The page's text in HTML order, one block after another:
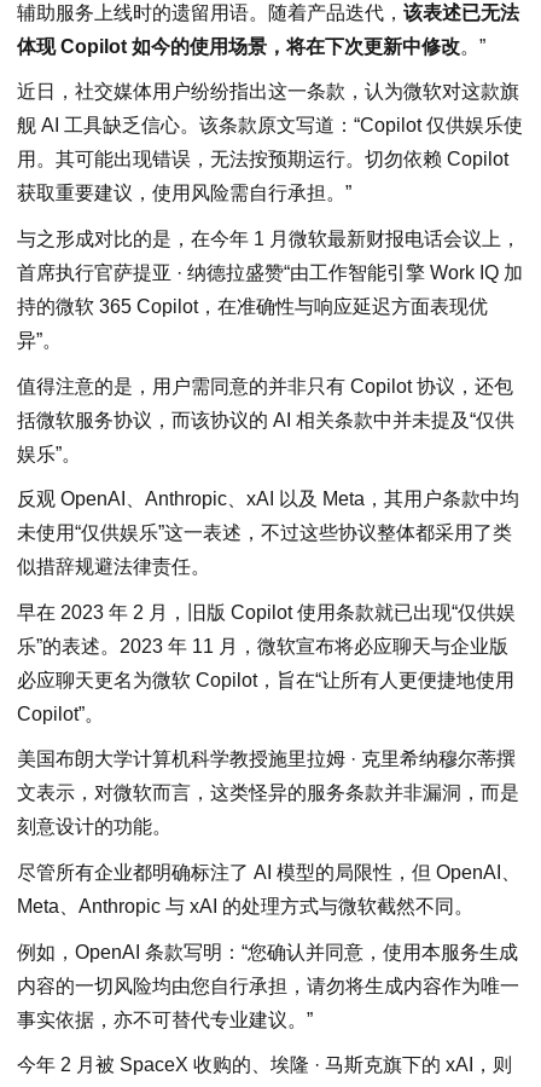
辅助服务上线时的遗留用语。随着产品迭代， 该表述已无法
体现 Copilot 如今的使用场景，将在下次更新中修改。”
近日，社交媒体用户纷纷指出这一条款，认为微软对这款旗
舰 AI 工具缺乏信心。该条款原文写道：“Copilot 仅供娱乐使
用。其可能出现错误，无法按预期运行。切勿依赖 Copilot
获取重要建议，使用风险需自行承担。”
与之形成对比的是，在今年 1 月微软最新财报电话会议上，
首席执行官萨提亚 · 纳德拉盛赞“由工作智能引擎 Work IQ 加
持的微软 365 Copilot，在准确性与响应延迟方面表现优
异”。
值得注意的是，用户需同意的并非只有 Copilot 协议，还包
括微软服务协议，而该协议的 AI 相关条款中并未提及“仅供
娱乐”。
反观 OpenAI、Anthropic、xAI 以及 Meta，其用户条款中均
未使用“仅供娱乐”这一表述，不过这些协议整体都采用了类
似措辞规避法律责任。
早在 2023 年 2 月，旧版 Copilot 使用条款就已出现“仅供娱
乐”的表述。2023 年 11 月，微软宣布将必应聊天与企业版
必应聊天更名为微软 Copilot，旨在“让所有人更便捷地使用
Copilot”。
美国布朗大学计算机科学教授施里拉姆 · 克里希纳穆尔蒂撰
文表示，对微软而言，这类怪异的服务条款并非漏洞，而是
刻意设计的功能。
尽管所有企业都明确标注了 AI 模型的局限性，但 OpenAI、
Meta、Anthropic 与 xAI 的处理方式与微软截然不同。
例如，OpenAI 条款写明：“您确认并同意，使用本服务生成
内容的一切风险均由您自行承担，请勿将生成内容作为唯一
事实依据，亦不可替代专业建议。”
今年 2 月被 SpaceX 收购的、埃隆 · 马斯克旗下的 xAI，则